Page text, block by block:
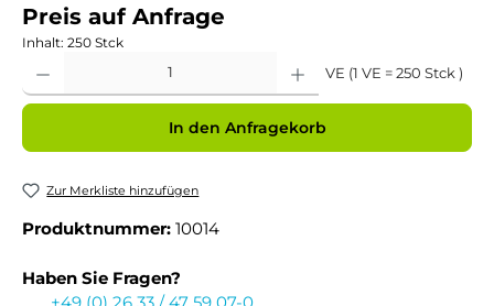
Preis auf Anfrage
Inhalt: 250 Stck
VE (1 VE = 250 Stck )
In den Anfragekorb
Zur Merkliste hinzufügen
Produktnummer: 10014
Haben Sie Fragen?